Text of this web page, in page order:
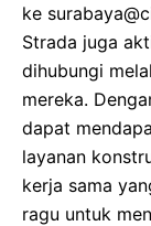
ke
Strada juga
dihubungi
mereka.
dapat
layanan
kerja sama
ragu untuk